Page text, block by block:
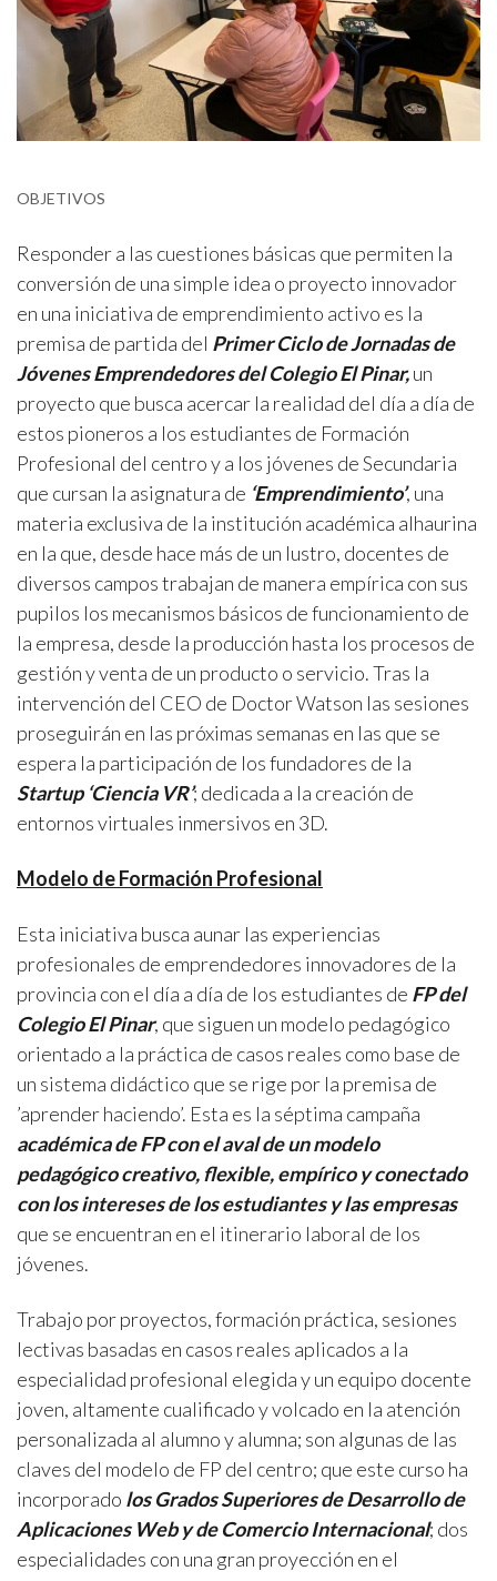
OBJETIVOS
Responder a las cuestiones básicas que permiten la
conversión de una simple idea o proyecto innovador
en una iniciativa de emprendimiento activo es la
premisa de partida del Primer Ciclo de Jornadas de
Jóvenes Emprendedores del Colegio El Pinar,un
proyecto que busca acercar la realidad del día a día de
estos pioneros a los estudiantes de Formación
Profesional del centro y a los jóvenes de Secundaria
que cursan la asignatura de ‘Emprendimiento’, una
materia exclusiva de la institución académica alhaurina
en la que, desde hace más de un lustro, docentes de
diversos campos trabajan de manera empírica con sus
pupilos los mecanismos básicos de funcionamiento de
la empresa, desde la producción hasta los procesos de
gestión y venta de un producto o servicio. Tras la
intervención del CEO de Doctor Watson las sesiones
proseguirán en las próximas semanas en las que se
espera la participación de los fundadores de la
Startup ‘Ciencia VR’; dedicada a la creación de
entornos virtuales inmersivos en 3D.
Modelo de Formación Profesional
Esta iniciativa busca aunar las experiencias
profesionales de emprendedores innovadores de la
provincia con el día a día de los estudiantes de FP del
Colegio El Pinar, que siguen un modelo pedagógico
orientado a la práctica de casos reales como base de
un sistema didáctico que se rige por la premisa de
’aprender haciendo’. Esta es la séptima campaña
académica de FP con el aval de un modelo
pedagógico creativo, flexible, empírico y conectado
con los intereses de los estudiantes y las empresas
que se encuentran en el itinerario laboral de los
jóvenes.
Trabajo por proyectos, formación práctica, sesiones
lectivas basadas en casos reales aplicados a la
especialidad profesional elegida y un equipo docente
joven, altamente cualificado y volcado en la atención
personalizada al alumno y alumna; son algunas de las
claves del modelo de FP del centro; que este curso ha
incorporado los Grados Superiores de Desarrollo de
Aplicaciones Web y de Comercio Internacional; dos
especialidades con una gran proyección en el